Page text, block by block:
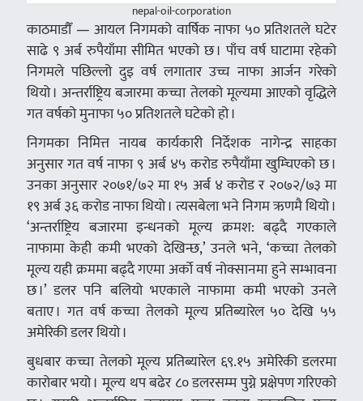
nepal-oil-corporation
काठमाडौँ — आयल निगमको वार्षिक नाफा ५० प्रतिशतले घटेर
साढे ९ अर्ब रुपैयाँमा सीमित भएको छ । पाँच वर्ष घाटामा रहेको
निगमले पछिल्लो दुइ वर्ष लगातार उच्च नाफा आर्जन गरेको
थियो । अन्तर्राष्ट्रिय बजारमा कच्चा तेलको मूल्यमा आएको वृद्धिले
गत वर्षको मुनाफा ५० प्रतिशतले घटेको हो ।
निगमका निमित्त नायब कार्यकारी निर्देशक नागेन्द्र साहका
अनुसार गत वर्ष नाफा ९ अर्ब ४५ करोड रुपैयाँमा खुम्चिएको छ ।
उनका अनुसार २०७१/७२ मा १५ अर्ब ४ करोड र २०७२/७३ मा
१९ अर्ब ३६ करोड नाफा थियो । त्यसबेला भने निगम ऋणमै थियो ।
‘अन्तर्राष्ट्रिय बजारमा इन्धनको मूल्य क्रमश: बढ्दै गएकाले
नाफामा केही कमी भएको देखिन्छ,’ उनले भने, ‘कच्चा तेलको
मूल्य यही क्रममा बढ्दै गएमा अर्को वर्ष नोक्सानमा हुने सम्भावना
छ ।’ डलर पनि बलियो भएकाले नाफामा कमी भएको उनले
बताए । गत वर्ष कच्चा तेलको मूल्य प्रतिब्यारेल ५० देखि ५५
अमेरिकी डलर थियो ।
बुधबार कच्चा तेलको मूल्य प्रतिब्यारेल ६९.१५ अमेरिकी डलरमा
कारोबार भयो । मूल्य थप बढेर ८० डलरसम्म पुग्ने प्रक्षेपण गरिएको